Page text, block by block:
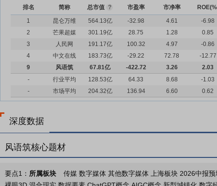
排名 简称 总市值 ? 市盈率 市净率
1
昆仑万维 564.13亿 -32.98 4.61
-6.98
2
芒果超媒 301.19亿 28.75 1.28
0.85
3
人民网 191.17亿 100.32 4.97
-0.86
4
中文在线 183.73亿 -29.22 72.78
-12.77
9
风语筑 67.81亿 -422.72 3.26
2.03
-
行业平均 128.53亿 64.33 8.68
-1.03
-
市场平均 204.32亿 136.94 6.60 0.62
深度数据
风语筑核心题材
要点1： 所属板块
传媒 数字媒体 其他数字媒体 上海板块 2026中报